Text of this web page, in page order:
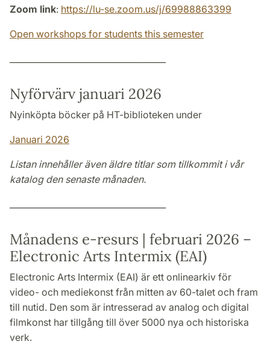
Zoom link: https://lu-se.zoom.us/j/69988863399
Open workshops for students this semester
Nyförvärv januari 2026
Nyinköpta böcker på HT-biblioteken under
Januari 2026
Listan innehåller även äldre titlar som tillkommit i vår
katalog den senaste månaden.
Månadens e-resurs | februari 2026 –
Electronic Arts Intermix (EAI)
Electronic Arts Intermix (EAI) är ett onlinearkiv för
video- och mediekonst från mitten av 60-talet och fram
till nutid. Den som är intresserad av analog och digital
filmkonst har tillgång till över 5000 nya och historiska
verk.